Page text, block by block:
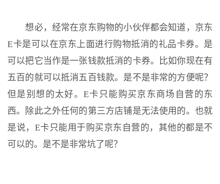
想必，经常在京东购物的小伙伴都会知道，京东
E卡是可以在京东上面进行购物抵消的礼品卡券。是
可以把它当作是一张钱款抵消的卡券。比如你现在有
五百的就可以抵消五百钱款。是不是非常的方便呢？
但是别想的太好。E卡只能购买京东商场自营的东
西。除此之外任何的第三方店铺是无法使用的。也就
是说，E卡只能用于购买京东自营的，其他的都是不
可以的。是不是非常坑了呢？